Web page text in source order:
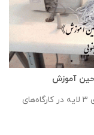
حمایت از طرح 《تولید حین آموزش》 ماسک‌های ۳ لایه در کارگاه‌های